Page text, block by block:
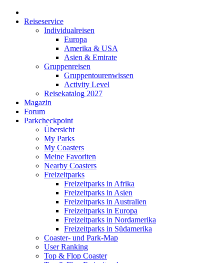
Reiseservice
Individualreisen
Europa
Amerika & USA
Asien & Emirate
Gruppenreisen
Gruppentourenwissen
Activity Level
Reisekatalog 2027
Magazin
Forum
Parkcheckpoint
Übersicht
My Parks
My Coasters
Meine Favoriten
Nearby Coasters
Freizeitparks
Freizeitparks in Afrika
Freizeitparks in Asien
Freizeitparks in Australien
Freizeitparks in Europa
Freizeitparks in Nordamerika
Freizeitparks in Südamerika
Coaster- und Park-Map
User Ranking
Top & Flop Coaster